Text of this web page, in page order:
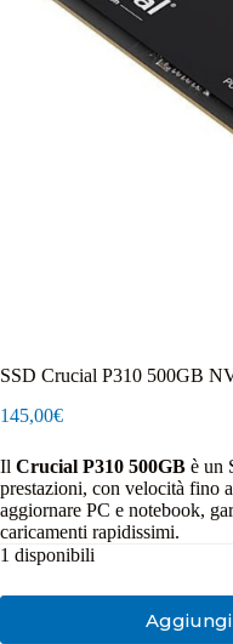
SSD Crucial P310 500GB
145,00€
Il Crucial P310 500GB è un
prestazioni, con velocità fino
aggiornare PC e notebook,
caricamenti rapidissimi.
1 disponibili